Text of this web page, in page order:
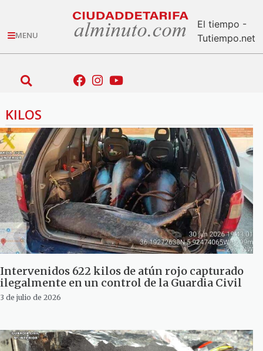
MENU
El tiempo -
Tutiempo.net
KILOS
Intervenidos 622 kilos de atún rojo capturado
ilegalmente en un control de la Guardia Civil
3 de julio de 2026